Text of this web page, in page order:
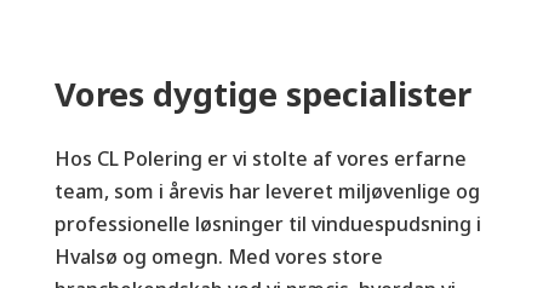
Vores dygtige specialister
Hos CL Polering er vi stolte af vores erfarne
team, som i årevis har leveret miljøvenlige og
professionelle løsninger til vinduespudsning i
Hvalsø og omegn. Med vores store